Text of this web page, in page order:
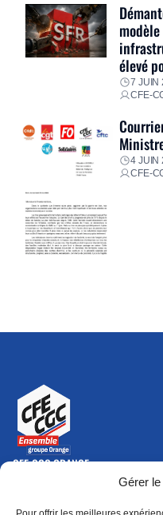
Gérer
élevé
7 JUIN
CFE-
4 JUIN
CFE-
CFE-CGC ORANGE
10-12 rue Saint Amand,
Nous contacter